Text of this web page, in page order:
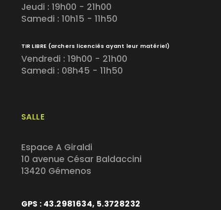
SALLE
Espace A Giraldi
10 avenue César Baldaccini
13420 Gémenos
GPS : 43.2981634, 5.3728232
Jeudi : 19h00 - 21h00
Samedi : 10h15 - 11h50
TIR LIBRE (archers licenciés ayant leur matériel)
Vendredi : 19h00 - 21h00
Samedi : 08h45 - 11h50